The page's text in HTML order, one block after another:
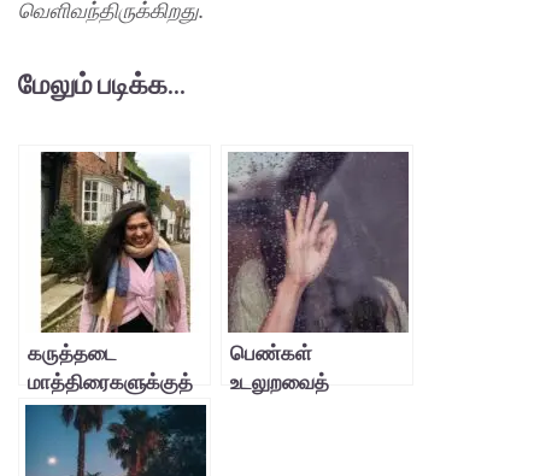
வெளிவந்திருக்கிறது.
மேலும் படிக்க...
கருத்தடை
மாத்திரைகளுக்குத்
தடை கூடாது –
அர்ச்சனா சேகர்
பெண்கள்
உடலுறவைத்